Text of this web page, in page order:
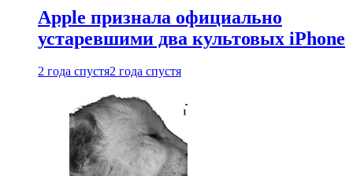
Apple признала официально
устаревшими два культовых iPhone
2 года спустя2 года спустя